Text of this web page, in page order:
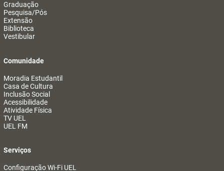
Graduação
Pesquisa/Pós
Extensão
Biblioteca
Vestibular
Comunidade
Moradia Estudantil
Casa de Cultura
Inclusão Social
Acessibilidade
Atividade Física
TV UEL
UEL FM
Serviços
Configuração Wi-Fi UEL